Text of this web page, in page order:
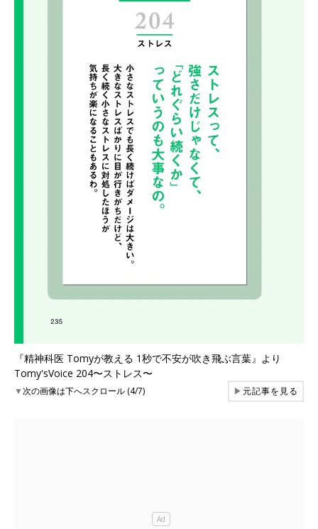
『精神科医 Tomyが教える 1秒で不安が吹き飛ぶ言葉』より
Tomy'sVoice 204〜ストレス〜
▼次の画像は下へスクロール (4/7) ▶元記事を見る